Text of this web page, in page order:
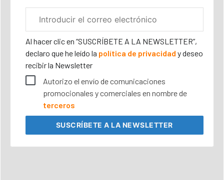
electrónico
corporativo
Al hacer clic en “SUSCRÍBETE A LA NEWSLETTER”,
declaro que he leído la política de privacidad y deseo
recibir la Newsletter
Autorizo el envío de comunicaciones
promocionales y comerciales en nombre de
terceros
SUSCRÍBETEA LA NEWSLETTER